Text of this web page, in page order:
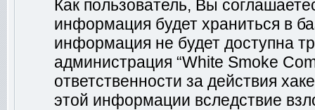
Как пользователь, Вы
информация будет храниться в
информация не будет доступна
администрация “White Smoke
ответственности за действия
этой информации вследствие